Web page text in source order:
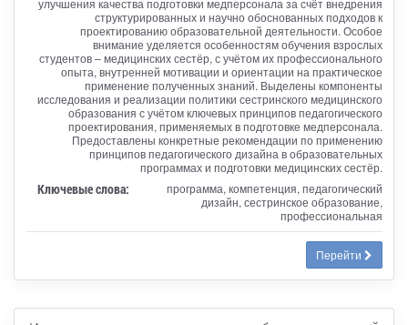
структурированных и научно обоснованных подходов к
проектированию образовательной деятельности. Особое
внимание уделяется особенностям обучения взрослых
студентов – медицинских сестёр, с учётом их профессионального
опыта, внутренней мотивации и ориентации на практическое
применение полученных знаний. Выделены компоненты
исследования и реализации политики сестринского медицинского
образования с учётом ключевых принципов педагогического
проектирования, применяемых в подготовке медперсонала.
Предоставлены конкретные рекомендации по применению
принципов педагогического дизайна в образовательных
программах и подготовки медицинских сестёр.
Ключевые слова:
программа, компетенция, педагогический
дизайн, сестринское образование,
профессиональная
Перейти